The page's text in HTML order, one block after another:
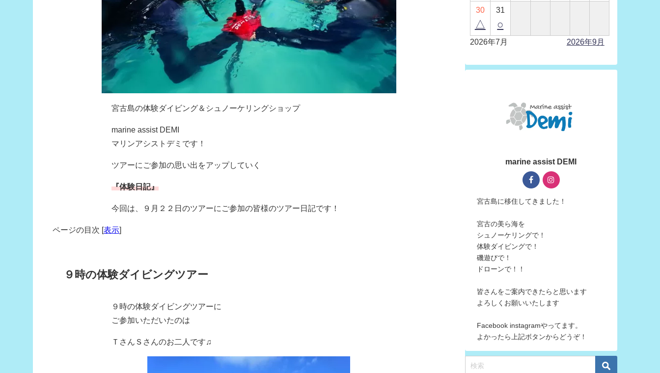
宮古島の体験ダイビング＆シュノーケリングショップ
marine assist DEMI
マリンアシストデミです！
ツアーにご参加の思い出をアップしていく
『体験日記』
今回は、９月２２日のツアーにご参加の皆様のツアー日記です！
ページの目次 [表示]
９時の体験ダイビングツアー
９時の体験ダイビングツアーに
ご参加いただいたのは
ＴさんＳさんのお二人です♫
30
△
31
○
2026年7月 2026年9月
marine assist DEMI
宮古島に移住してきました！
宮古の美ら海を
シュノーケリングで！
体験ダイビングで！
磯遊びで！
ドローンで！！
皆さんをご案内できたらと思います
よろしくお願いいたします
Facebook instagramやってます。
よかったら上記ボタンからどうぞ！